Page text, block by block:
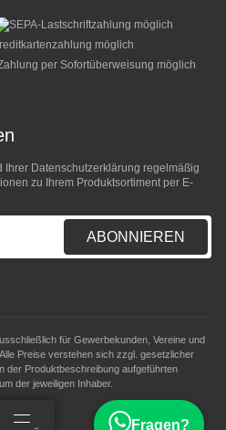
Ihrer Datenschutzerklärung regelmäßig
zu Ihrem Produktsortiment per E-
ABONNIEREN
für Gewerbekunden, Vereine und
Preise verstehen sich zzgl. gesetzlicher
in der Produktbeschreibung aufgeführten
der jeweiligen Inhaber.
Fragen?